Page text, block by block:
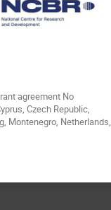
agreement No
Czech Republic,
Montenegro, Netherlands,